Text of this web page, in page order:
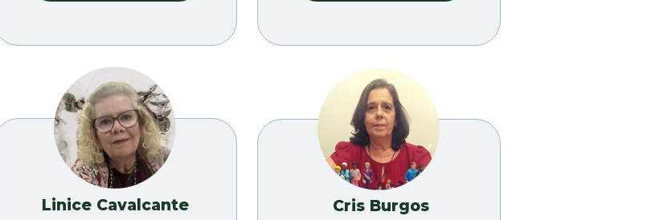
Cris Burgos
Linice Cavalcante